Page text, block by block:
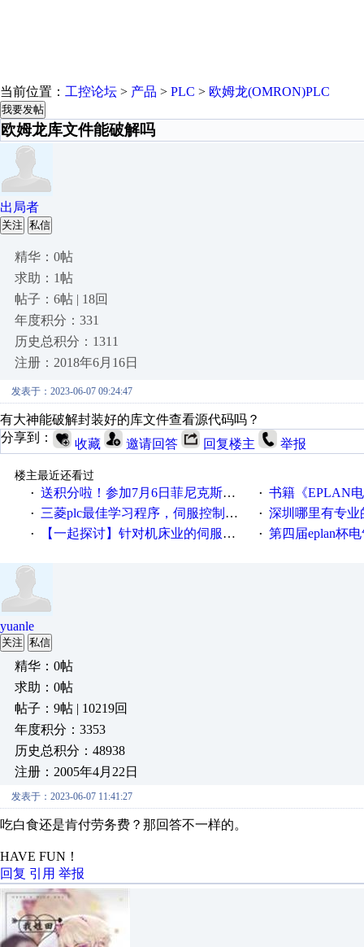
当前位置： 工控论坛 > 产品 > PLC > 欧姆龙(OMRON)PLC
我要发帖
欧姆龙库文件能破解吗
出局者
关注 私信
精华：0帖
求助：1帖
帖子：6帖 | 18回
年度积分：331
历史总积分：1311
注册：2018年6月16日
发表于：2023-06-07 09:24:47
有大神能破解封装好的库文件查看源代码吗？
分享到：
收藏 邀请回答 回复楼主 举报
楼主最近还看过
· 送积分啦！参加7月6日菲尼克斯在线研讨会即得 · 书籍《EPLAN
· 三菱plc最佳学习程序，伺服控制，各种报警，注释详细，看的懂，学得快！ · 深圳哪里有专业
· 【一起探讨】针对机床业的伺服系统发展，您的期望是什么？ · 第四届eplan杯电气工
yuanle
关注 私信
精华：0帖
求助：0帖
帖子：9帖 | 10219回
年度积分：3353
历史总积分：48938
注册：2005年4月22日
发表于：2023-06-07 11:41:27
吃白食还是肯付劳务费？那回答不一样的。
HAVE FUN！
回复 引用 举报